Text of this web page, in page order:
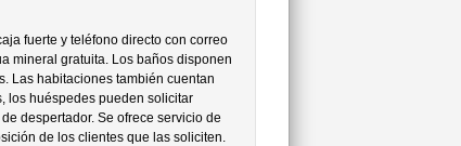
fuerte y teléfono directo con correo
mineral gratuita. Los baños disponen
Las habitaciones también cuentan
los huéspedes pueden solicitar
despertador. Se ofrece servicio de
de los clientes que las soliciten.